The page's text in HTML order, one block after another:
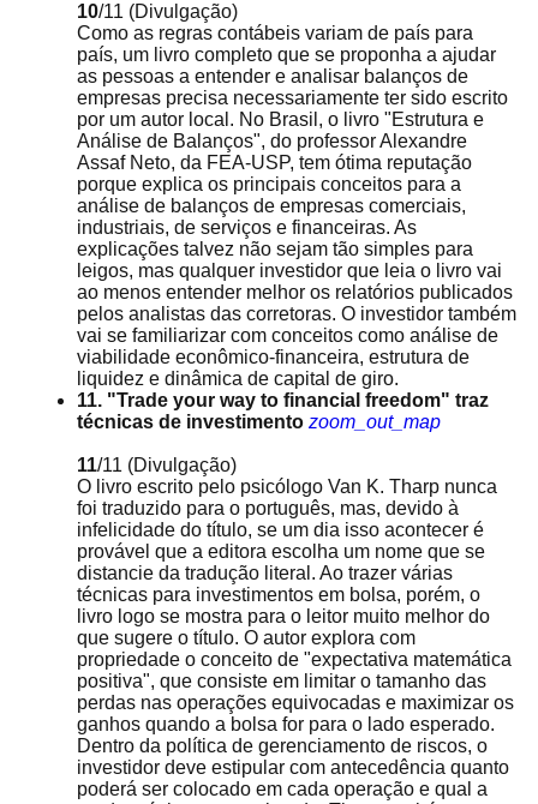
10/11 (Divulgação)
Como as regras contábeis variam de país para
país, um livro completo que se proponha a ajudar
as pessoas a entender e analisar balanços de
empresas precisa necessariamente ter sido escrito
por um autor local. No Brasil, o livro "Estrutura e
Análise de Balanços", do professor Alexandre
Assaf Neto, da FEA-USP, tem ótima reputação
porque explica os principais conceitos para a
análise de balanços de empresas comerciais,
industriais, de serviços e financeiras. As
explicações talvez não sejam tão simples para
leigos, mas qualquer investidor que leia o livro vai
ao menos entender melhor os relatórios publicados
pelos analistas das corretoras. O investidor também
vai se familiarizar com conceitos como análise de
viabilidade econômico-financeira, estrutura de
liquidez e dinâmica de capital de giro.
11. "Trade your way to financial freedom" traz
técnicas de investimento zoom_out_map
11/11 (Divulgação)
O livro escrito pelo psicólogo Van K. Tharp nunca
foi traduzido para o português, mas, devido à
infelicidade do título, se um dia isso acontecer é
provável que a editora escolha um nome que se
distancie da tradução literal. Ao trazer várias
técnicas para investimentos em bolsa, porém, o
livro logo se mostra para o leitor muito melhor do
que sugere o título. O autor explora com
propriedade o conceito de "expectativa matemática
positiva", que consiste em limitar o tamanho das
perdas nas operações equivocadas e maximizar os
ganhos quando a bolsa for para o lado esperado.
Dentro da política de gerenciamento de riscos, o
investidor deve estipular com antecedência quanto
poderá ser colocado em cada operação e qual a